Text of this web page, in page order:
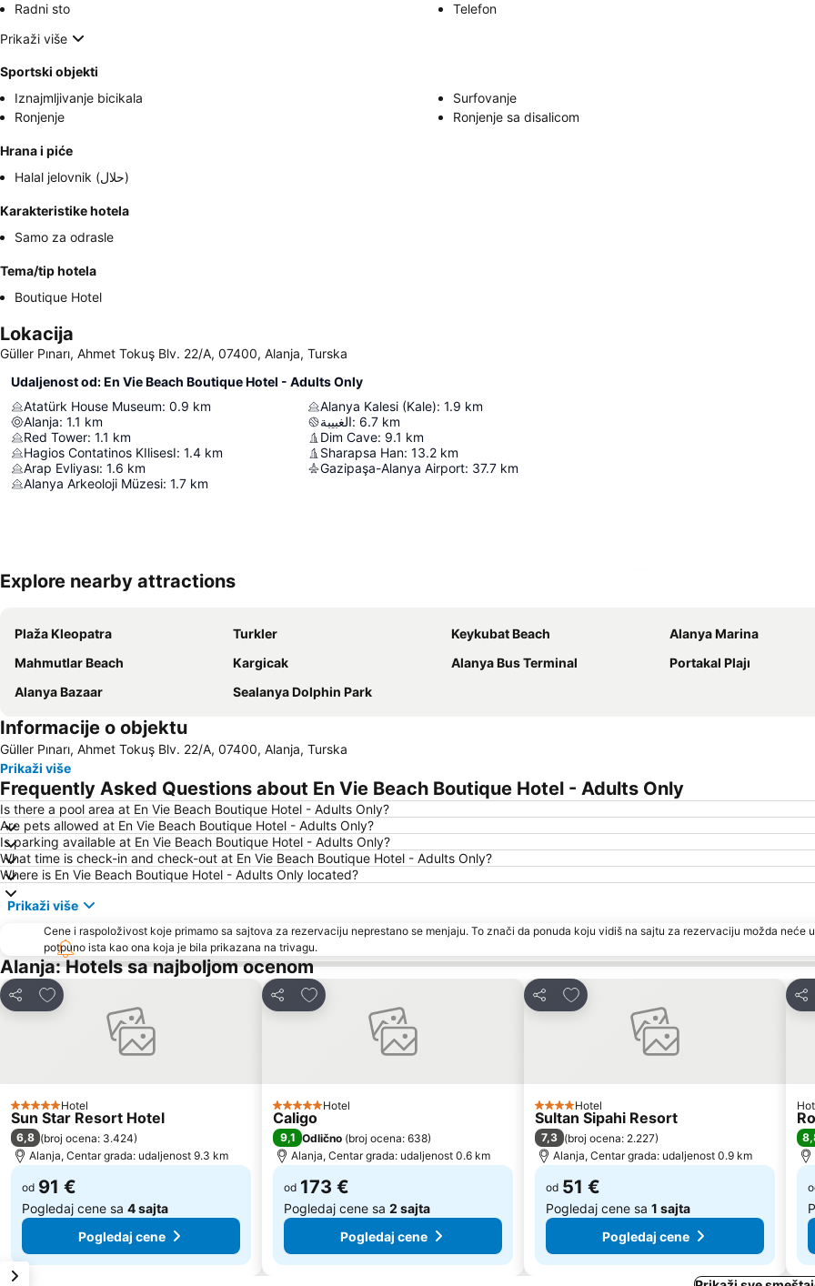
Radni sto
Telefon
Prikaži više
Sportski objekti
Iznajmljivanje bicikala
Surfovanje
Ronjenje
Ronjenje sa disalicom
Hrana i piće
Halal jelovnik (حلال)
Karakteristike hotela
Samo za odrasle
Tema/tip hotela
Boutique Hotel
Lokacija
Güller Pınarı, Ahmet Tokuş Blv. 22/A, 07400, Alanja, Turska
Udaljenost od: En Vie Beach Boutique Hotel - Adults Only
Atatürk House Museum: 0.9 km
Alanja: 1.1 km
Red Tower: 1.1 km
Hagios Contatinos KIlisesI: 1.4 km
Arap Evliyası: 1.6 km
Alanya Arkeoloji Müzesi: 1.7 km
Alanya Kalesi (Kale): 1.9 km
الغبيبة: 6.7 km
Dim Cave: 9.1 km
Sharapsa Han: 13.2 km
Gazipaşa-Alanya Airport: 37.7 km
Explore nearby attractions
Plaža Kleopatra Turkler Keykubat Beach
Alanya Marina
Mahmutlar Beach
Kargicak Alanya Bus Terminal
Portakal Plajı
Alanya Bazaar
Sealanya Dolphin Park
Informacije o objektu
Güller Pınarı, Ahmet Tokuş Blv. 22/A, 07400, Alanja, Turska
Prikaži više
Frequently Asked Questions about En Vie Beach Boutique Hotel - Adults Only
Is there a pool area at En Vie Beach Boutique Hotel - Adults Only?
Are pets allowed at En Vie Beach Boutique Hotel - Adults Only?
Is parking available at En Vie Beach Boutique Hotel - Adults Only?
What time is check-in and check-out at En Vie Beach Boutique Hotel - Adults Only?
Where is En Vie Beach Boutique Hotel - Adults Only located?
Prikaži više
Cene i raspoloživost koje primamo sa sajtova za rezervaciju neprestano se menjaju. To znači da ponuda koju vidiš na sajtu za rezervaciju možda neće
potpuno ista kao ona koja je bila prikazana na trivagu.
Alanja: Hotels sa najboljom ocenom
Deli
Dodati u favorite
5 Zvezdice
Hotel
Sun Star Resort Hotel
6,8 (broj ocena: 3.424)
Alanja, Centar grada: udaljenost 9.3 km
od 91 €
Pogledaj cene sa 4 sajta
Pogledaj cene
Deli
Dodati u favorite
5 Zvezdice
Hotel
Caligo
9,1 Odlično (broj ocena: 638)
Alanja, Centar grada: udaljenost 0.6 km
od 173 €
Pogledaj cene sa 2 sajta
Pogledaj cene
Deli
Dodati u favorite
4 Zvezdice
Hotel
Sultan Sipahi Resort
7,3 (broj ocena: 2.227)
Alanja, Centar grada: udaljenost 0.9 km
od 51 €
Pogledaj cene sa 1 sajta
Pogledaj cene
Deli